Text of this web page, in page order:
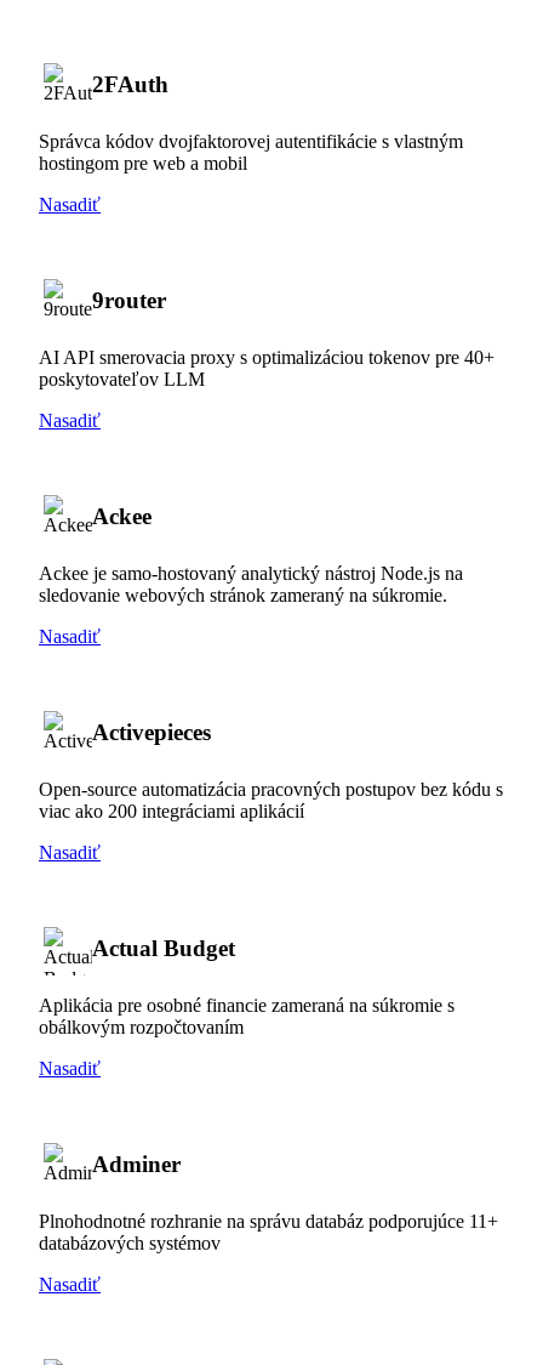
2FAuth
Správca kódov dvojfaktorovej autentifikácie s vlastným
hostingom pre web a mobil
Nasadiť
9router
AI API smerovacia proxy s optimalizáciou tokenov pre 40+
poskytovateľov LLM
Nasadiť
Ackee
Ackee je samo-hostovaný analytický nástroj Node.js na
sledovanie webových stránok zameraný na súkromie.
Nasadiť
Activepieces
Open-source automatizácia pracovných postupov bez kódu s
viac ako 200 integráciami aplikácií
Nasadiť
Actual Budget
Aplikácia pre osobné financie zameraná na súkromie s
obálkovým rozpočtovaním
Nasadiť
Adminer
Plnohodnotné rozhranie na správu databáz podporujúce 11+
databázových systémov
Nasadiť